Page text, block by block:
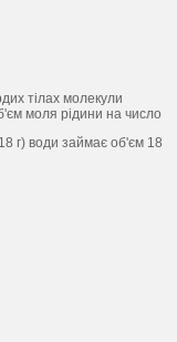
тілах молекули
моля рідини на число
г) води займає об'єм 18